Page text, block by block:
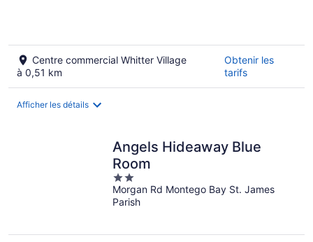
Centre commercial Whitter Village
à 0,51 km
Obtenir les
tarifs
Afficher les détails
Angels Hideaway Blue
Room
2
out
of
Morgan Rd Montego Bay St. James
Parish